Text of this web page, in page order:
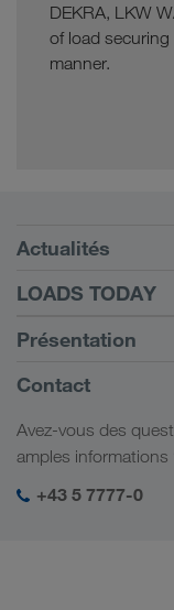
DEKRA, LKW
of load
manner.
Conditions requises
Actualités
LOADS TODAY
Trouver un frêt avec
LOADS TODAY
En savoir plus
Vers la connexion
Présentation
Informations
Management
Contact
Avez-vous des
amples informations
+43 5 7777-0